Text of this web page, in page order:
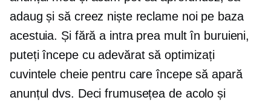
adaug și să creez niște reclame noi pe baza
acestuia. Și fără a intra prea mult în buruieni,
puteți începe cu adevărat să optimizați
cuvintele cheie pentru care începe să apară
anunțul dvs. Deci frumusețea de acolo și